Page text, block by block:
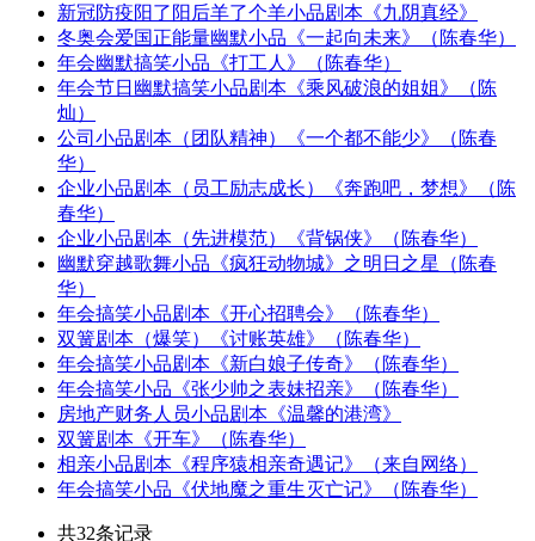
新冠防疫阳了阳后羊了个羊小品剧本《九阴真经》
冬奥会爱国正能量幽默小品《一起向未来》（陈春华）
年会幽默搞笑小品《打工人》（陈春华）
年会节日幽默搞笑小品剧本《乘风破浪的姐姐》（陈
灿）
公司小品剧本（团队精神）《一个都不能少》（陈春
华）
企业小品剧本（员工励志成长）《奔跑吧，梦想》（陈
春华）
企业小品剧本（先进模范）《背锅侠》（陈春华）
幽默穿越歌舞小品《疯狂动物城》之明日之星（陈春
华）
年会搞笑小品剧本《开心招聘会》（陈春华）
双簧剧本（爆笑）《讨账英雄》（陈春华）
年会搞笑小品剧本《新白娘子传奇》（陈春华）
年会搞笑小品《张少帅之表妹招亲》（陈春华）
房地产财务人员小品剧本《温馨的港湾》
双簧剧本《开车》（陈春华）
相亲小品剧本《程序猿相亲奇遇记》（来自网络）
年会搞笑小品《伏地魔之重生灭亡记》（陈春华）
共32条记录